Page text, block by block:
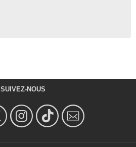
SUIVEZ-NOUS